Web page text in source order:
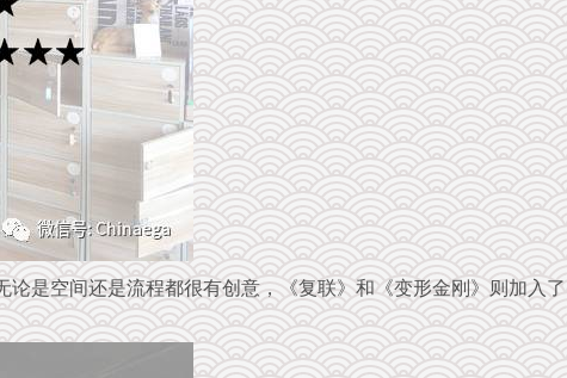
是空间还是流程都很有创意，《复联》和《变形金刚》则加入了